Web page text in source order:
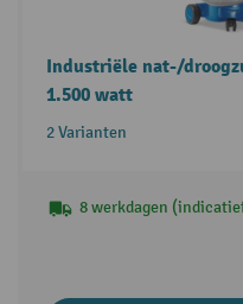
Industriële nat-/
1.500 watt
2 Varianten
8 werkdagen